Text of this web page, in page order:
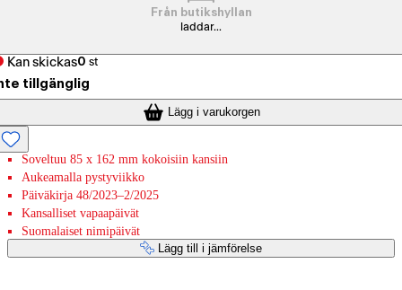
Från butikshyllan
laddar...
Kan skickas0 st
tillgänglig
Lägg i varukorgen
Soveltuu 85 x 162 mm kokoisiin kansiin
Aukeamalla pystyviikko
Päiväkirja 48/2023–2/2025
Kansalliset vapaapäivät
Suomalaiset nimipäivät
Lägg till i jämförelse